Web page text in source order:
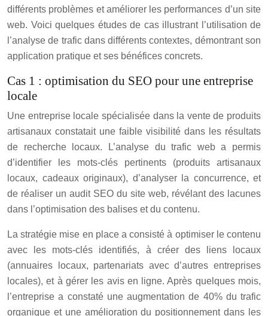
différents problèmes et améliorer les performances d’un site
web. Voici quelques études de cas illustrant l’utilisation de
l’analyse de trafic dans différents contextes, démontrant son
application pratique et ses bénéfices concrets.
Cas 1 : optimisation du SEO pour une entreprise
locale
Une entreprise locale spécialisée dans la vente de produits
artisanaux constatait une faible visibilité dans les résultats
de recherche locaux. L’analyse du trafic web a permis
d’identifier les mots-clés pertinents (produits artisanaux
locaux, cadeaux originaux), d’analyser la concurrence, et
de réaliser un audit SEO du site web, révélant des lacunes
dans l’optimisation des balises et du contenu.
La stratégie mise en place a consisté à optimiser le contenu
avec les mots-clés identifiés, à créer des liens locaux
(annuaires locaux, partenariats avec d’autres entreprises
locales), et à gérer les avis en ligne. Après quelques mois,
l’entreprise a constaté une augmentation de 40% du trafic
organique et une amélioration du positionnement dans les